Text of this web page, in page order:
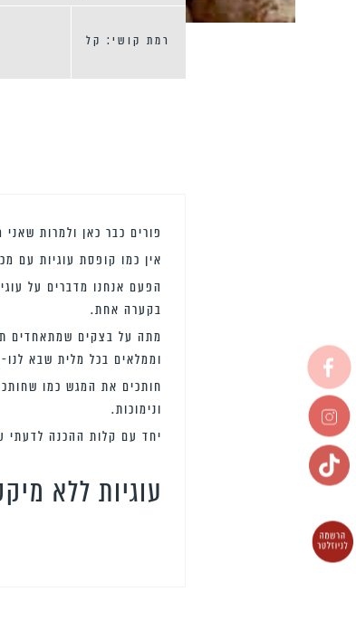
רמת קושי: קל
פורים כבר כאן ולמרות
אין כמו קופסת עוגיות עם
הפעם אנחנו מדברים על
בקערה אחת.
מתה על בצקים שמתאחדים
וממלאים בכל מלית שבא
חותכים את המגש כמו
ונימוכות.
יחד עם קלות ההכנה לדעתי
עוגיות ללא